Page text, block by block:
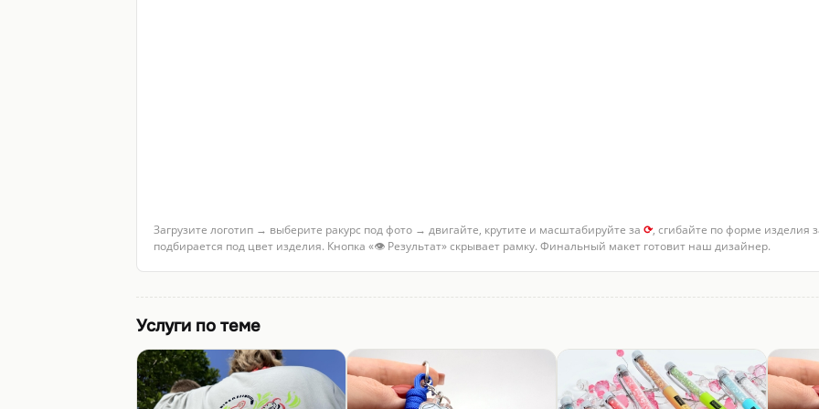
Загрузите логотип → выберите ракурс под фото → двигайте, крутите и масштабируйте за ⟳, сгибайте по форме изделия
подбирается под цвет изделия. Кнопка «👁 Результат» скрывает рамку. Финальный макет готовит наш дизайнер.
Услуги по теме